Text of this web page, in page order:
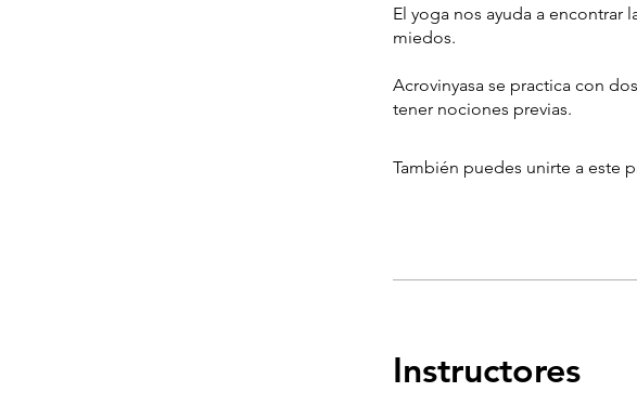
El yoga nos ayuda a encontrar
miedos.
Acrovinyasa se practica con
tener nociones previas.
También puedes unirte a este
Instructores